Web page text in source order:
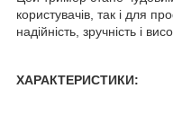
користувачів, так і для
надійність, зручність і
ХАРАКТЕРИСТИКИ: